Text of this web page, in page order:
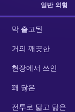
케이스
기타
일반 외형
막 출고된
거의 깨끗한
현장에서 쓰인
꽤 닳은
전투로 닳고 닳은